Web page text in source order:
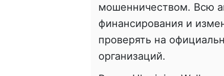
мошенничеством. Всю
финансирования и
проверять на
организаций.